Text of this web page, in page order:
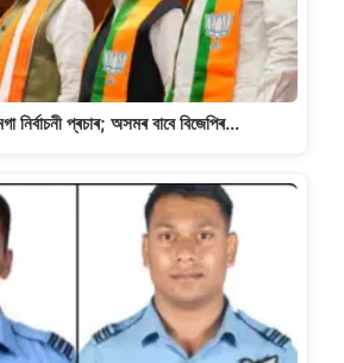
নিৰ্বাচনী প্ৰচাৰ; অসমৰ বাবে বিজেপিৰ…